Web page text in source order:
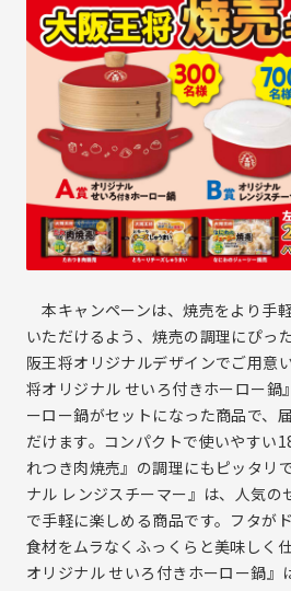
株主の皆様へ
中期経営計画
コーポレート・ガバナンス
事業等のリスク
ディスクロージャーポリシー
業績・財務情報
業績ハイライト
主な経営指標
セグメント別情報
貸借対照表
損益計算書
キャッシュ・フロー計算書
IRイベント
決算説明会
個人投資家向け会社説明会
株主総会
株主様工場見学
IR資料室
中途採用
新卒採用
採用ニュース
ソーシャルメディア
個人情報保護方針
サイトマップ
お問い合わせ
商品・原産地情報
本キャンペーンは、焼売をより手
いただけるよう、焼売の調理にぴっ
阪王将オリジナルデザインでご用意
将オリジナル せいろ付きホーロー鍋
ーロー鍋がセットになった商品で、
だけます。コンパクトで使いやすい
れつき肉焼売』の調理にもピッタリ
ナル レンジスチーマー』は、人気の
で手軽に楽しめる商品です。フタが
食材をムラなくふっくらと美味しく
オリジナル せいろ付きホーロー鍋』